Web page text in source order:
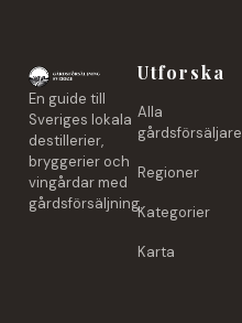
En guide till
Sveriges lokala
destillerier,
bryggerier och
vingårdar med
gårdsförsäljning.
Utforska
Alla
gårdsförsäljare
Regioner
Kategorier
Karta